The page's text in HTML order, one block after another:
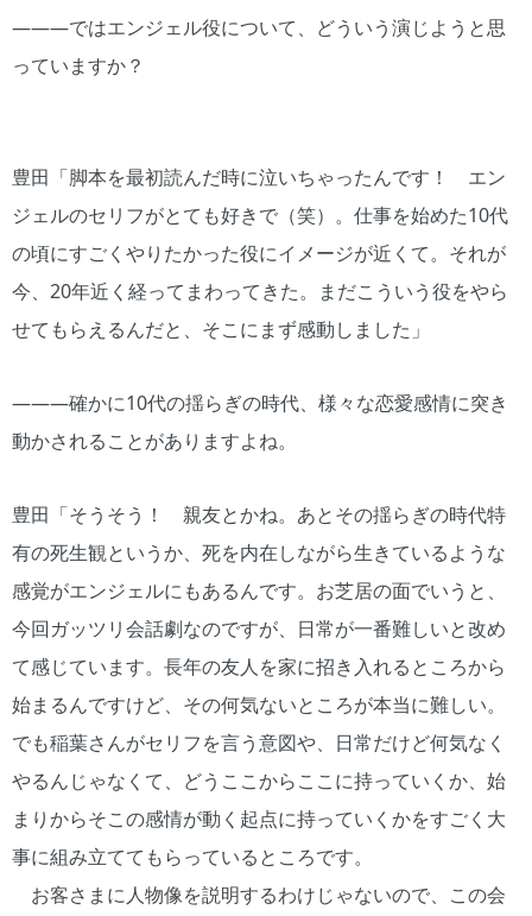
―――ではエンジェル役について、どういう演じようと思
っていますか？
豊田「脚本を最初読んだ時に泣いちゃったんです！ エン
ジェルのセリフがとても好きで（笑）。仕事を始めた10代
の頃にすごくやりたかった役にイメージが近くて。それが
今、20年近く経ってまわってきた。まだこういう役をやら
せてもらえるんだと、そこにまず感動しました」
―――確かに10代の揺らぎの時代、様々な恋愛感情に突き
動かされることがありますよね。
豊田「そうそう！ 親友とかね。あとその揺らぎの時代特
有の死生観というか、死を内在しながら生きているような
感覚がエンジェルにもあるんです。お芝居の面でいうと、
今回ガッツリ会話劇なのですが、日常が一番難しいと改め
て感じています。長年の友人を家に招き入れるところから
始まるんですけど、その何気ないところが本当に難しい。
でも稲葉さんがセリフを言う意図や、日常だけど何気なく
やるんじゃなくて、どうここからここに持っていくか、始
まりからそこの感情が動く起点に持っていくかをすごく大
事に組み立ててもらっているところです。
お客さまに人物像を説明するわけじゃないので、この会